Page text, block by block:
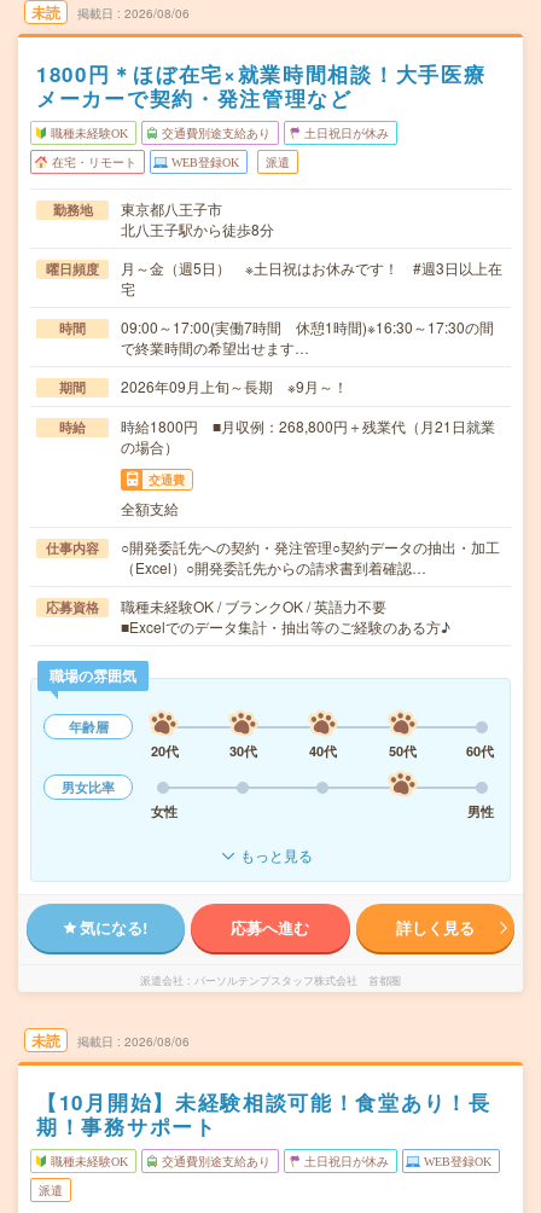
未読 掲載日 2026/08/06
1800円＊ほぼ在宅×就業時間相談！大手医療
メーカーで契約・発注管理など
職種未経験OK 交通費別途支給あり 土日祝日が休み
在宅・リモート WEB登録OK 派遣
勤務地
東京都八王子市
北八王子駅から徒歩8分
曜日頻度
月～金（週5日） ※土日祝はお休みです！ #週3日以上在
宅
時間
09:00～17:00(実働7時間 休憩1時間)※16:30～17:30の間
で終業時間の希望出せます…
期間 2026年09月上旬～長期 ※9月～！
時給
時給1800円 ■月収例：268,800円＋残業代（月21日就業
の場合）
交通費
全額支給
仕事内容
○開発委託先への契約・発注管理○契約データの抽出・加工
（Excel）○開発委託先からの請求書到着確認…
応募資格
職種未経験OK / ブランクOK / 英語力不要
■Excelでのデータ集計・抽出等のご経験のある方♪
職場の雰囲気
年齢層
20代
30代 40代 50代
60代
男女比率
女性
男性
もっと見る
気になる! 応募へ進む 詳しく見る
派遣会社 パーソルテンプスタッフ株式会社 首都圏
未読 掲載日 2026/08/06
【10月開始】未経験相談可能！食堂あり！長
期！事務サポート
職種未経験OK 交通費別途支給あり 土日祝日が休み WEB登録OK
派遣